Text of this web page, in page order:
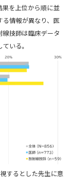
を上位から順に並
情報が異なり、医
技師は臨床データ
いる。
するとした先生に意